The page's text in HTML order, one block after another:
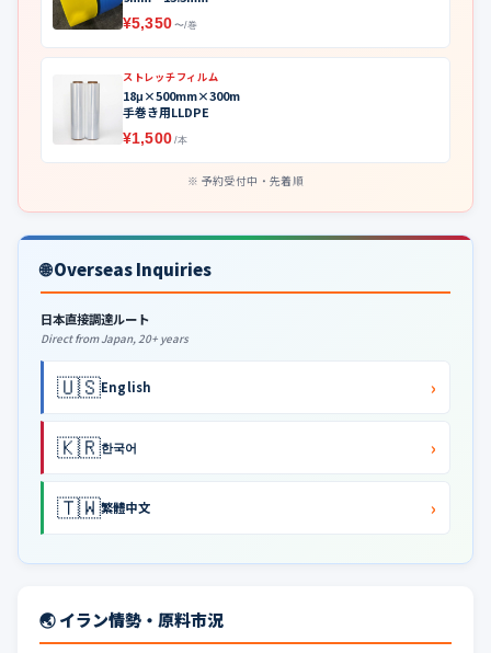
¥5,350 〜/巻
ストレッチフィルム
18μ×500mm×300m
手巻き用LLDPE
¥1,500 /本
予約受付中・先着順
🌐 Overseas Inquiries
日本直接調達ルート
Direct from Japan, 20+ years
🇺🇸English ›
🇰🇷한국어 ›
🇹🇼繁體中文 ›
🌏 イラン情勢・原料市況